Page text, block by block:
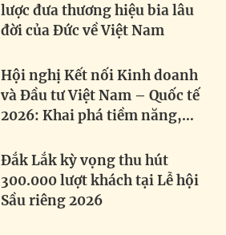
lược đưa thương hiệu bia lâu
đời của Đức về Việt Nam
Hội nghị Kết nối Kinh doanh
và Đầu tư Việt Nam – Quốc tế
2026: Khai phá tiềm năng,
Đắk Lắk kỳ vọng thu hút
300.000 lượt khách tại Lễ hội
Sầu riêng 2026